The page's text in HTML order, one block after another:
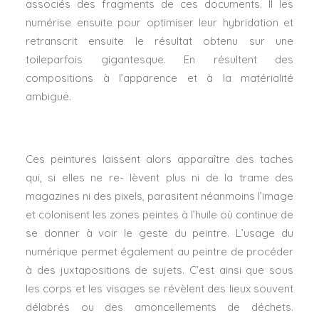
associés des fragments de ces documents. Il les
numérise ensuite pour optimiser leur hybridation et
retranscrit ensuite le résultat obtenu sur une
toileparfois gigantesque. En résultent des
compositions à l’apparence et à la matérialité
ambiguë.
Ces peintures laissent alors apparaître des taches
qui, si elles ne re- lèvent plus ni de la trame des
magazines ni des pixels, parasitent néanmoins l’image
et colonisent les zones peintes à l’huile où continue de
se donner à voir le geste du peintre. L’usage du
numérique permet également au peintre de procéder
à des juxtapositions de sujets. C’est ainsi que sous
les corps et les visages se révèlent des lieux souvent
délabrés ou des amoncellements de déchets.